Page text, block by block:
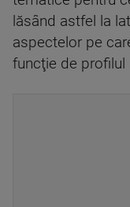
lăsând astfel la
aspectelor pe
funcţie de profilul